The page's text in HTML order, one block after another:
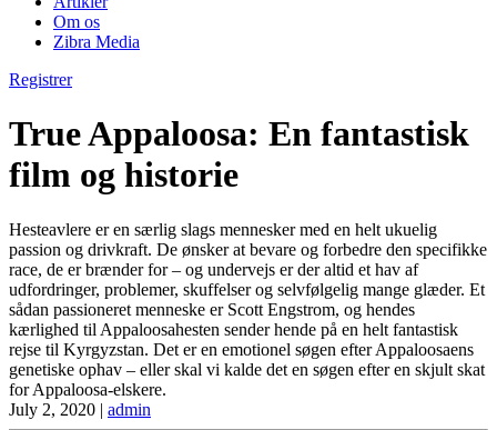
Om os
Zibra Media
Registrer
True Appaloosa: En fantastisk
film og historie
Hesteavlere er en særlig slags mennesker med en helt ukuelig
passion og drivkraft. De ønsker at bevare og forbedre den specifikke
race, de er brænder for – og undervejs er der altid et hav af
udfordringer, problemer, skuffelser og selvfølgelig mange glæder. Et
sådan passioneret menneske er Scott Engstrom, og hendes
kærlighed til Appaloosahesten sender hende på en helt fantastisk
rejse til Kyrgyzstan. Det er en emotionel søgen efter Appaloosaens
genetiske ophav – eller skal vi kalde det en søgen efter en skjult skat
for Appaloosa-elskere.
July 2, 2020 | admin